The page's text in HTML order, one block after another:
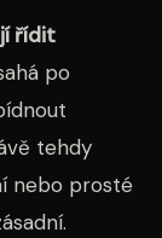
řídit
po
tehdy
nebo prosté